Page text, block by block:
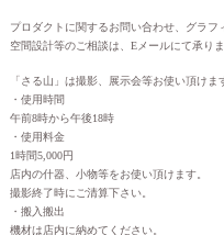
プロダクトに関するお問い合わせ、グラフ
空間設計等のご相談は、Eメールにて承りま
「さる山」は撮影、展示会等お使い頂けま
・使用時間
午前8時から午後18時
・使用料金
1時間5,000円
店内の什器、小物等をお使い頂けます。
撮影終了時にご清算下さい。
・搬入搬出
機材は店内に納めてください。